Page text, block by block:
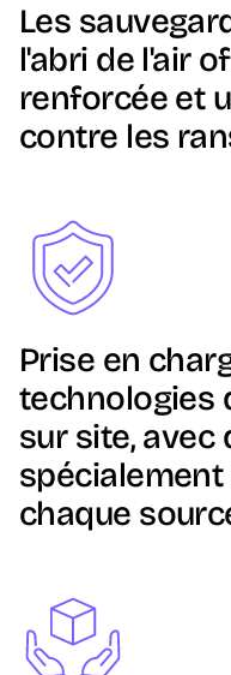
Les
l'abri de l'air
renforcée et
contre les
Image
Prise en
technologies
sur site, avec
chaque
Image